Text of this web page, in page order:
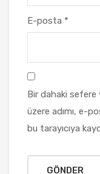
E-posta *
Bir dahaki sefere
üzere adımı, e-
bu tarayıcıya